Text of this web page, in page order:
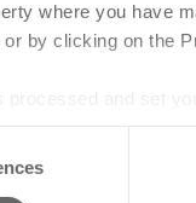
where you have
by clicking on the
to provide social
bei